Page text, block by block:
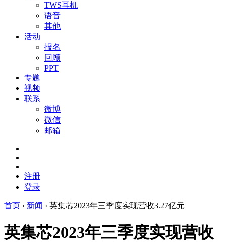
TWS耳机
语音
其他
活动
报名
回顾
PPT
专题
视频
联系
微博
微信
邮箱
注册
登录
首页 › 新闻 › 英集芯2023年三季度实现营收3.27亿元
英集芯2023年三季度实现营收